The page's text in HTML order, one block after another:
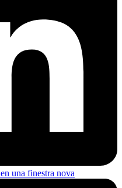
una finestra nova